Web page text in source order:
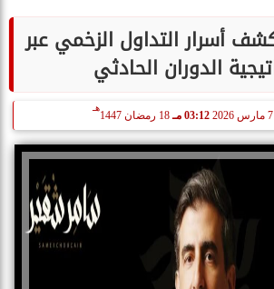
أسرار التداول الزخمي عبر
الدوران الحادثي
03:12 مـ 18 رمضان 1447
هـ